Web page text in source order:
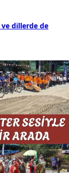
dillerde de